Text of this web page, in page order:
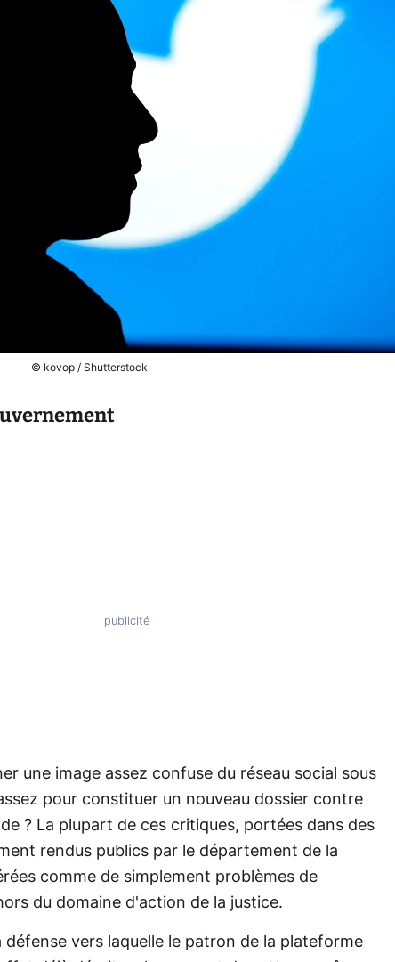
© kovop / Shutterstock
une image assez confuse du réseau social sous
pour constituer un nouveau dossier contre
? La plupart de ces critiques, portées dans des
rendus publics par le département de la
comme de simplement problèmes de
du domaine d'action de la justice.
vers laquelle le patron de la plateforme